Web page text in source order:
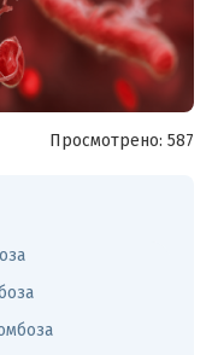
Просмотрено: 587